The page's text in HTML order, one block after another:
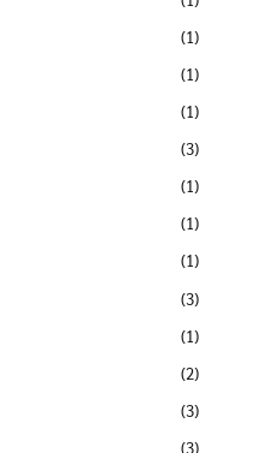
(1)
(1)
(1)
(3)
(1)
(1)
(1)
(3)
(1)
(2)
(3)
(3)